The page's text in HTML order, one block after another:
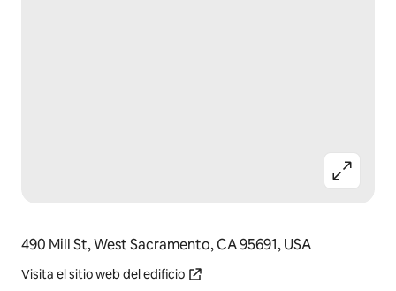
490 Mill St, West Sacramento, CA 95691, USA
Visita el sitio web del edificio